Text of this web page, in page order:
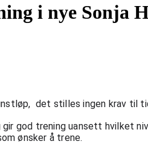
i nye Sonja
det stilles ingen krav til
god trening uansett hvilket
ønsker å trene.